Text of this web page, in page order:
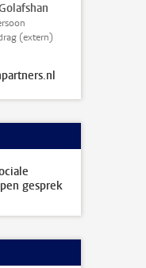
(extern)
gesprek